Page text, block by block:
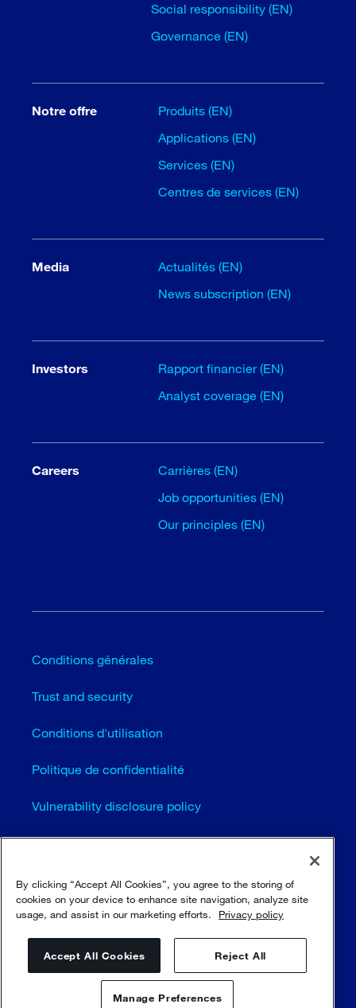
Social responsibility (EN)
Governance (EN)
Notre offre
Produits (EN)
Applications (EN)
Services (EN)
Centres de services (EN)
Media
Actualités (EN)
News subscription (EN)
Investors
Rapport financier (EN)
Analyst coverage (EN)
Careers
Carrières (EN)
Job opportunities (EN)
Our principles (EN)
Conditions générales
Trust and security
Conditions d'utilisation
Politique de confidentialité
Vulnerability disclosure policy
Cookie settings (EN)
Plan du site
© Sulzer Ltd 1996 - 2025
By clicking “Accept All Cookies”, you agree to the storing of
cookies on your device to enhance site navigation, analyze site
usage, and assist in our marketing efforts.
Privacy policy
Accept All Cookies Reject All
Manage Preferences